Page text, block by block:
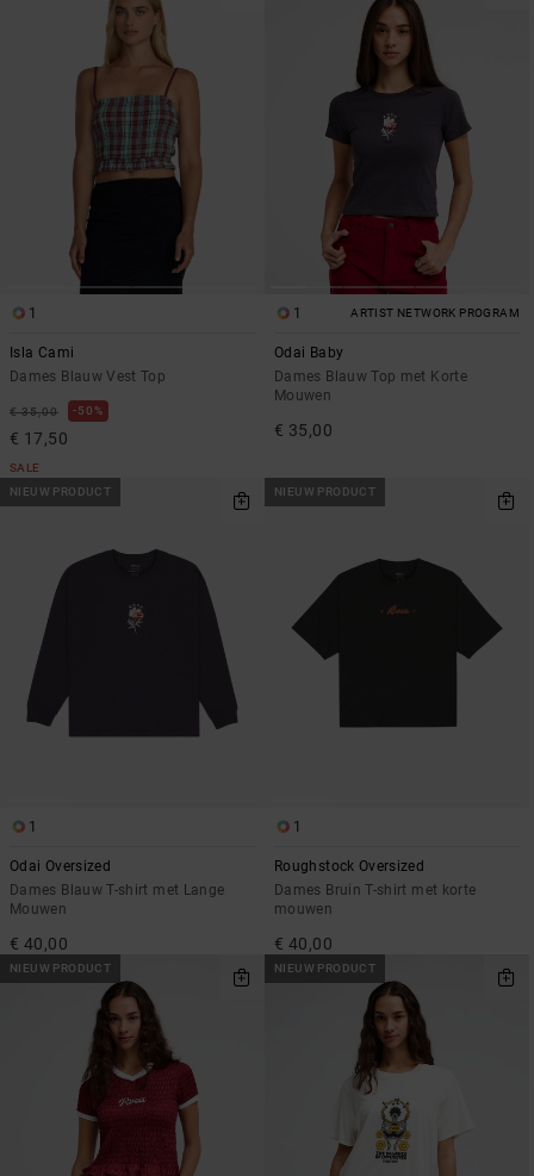
1
Isla Cami
Dames Blauw Vest Top
€ 35,00 50%
€ 17,50
SALE
1 ARTIST NETWORK PROGRAM
Odai Baby
Dames Blauw Top met Korte
Mouwen
€ 35,00
NIEUW PRODUCT
1
Odai Oversized
Dames Blauw T-shirt met Lange
Mouwen
€ 40,00
NIEUW PRODUCT
1
Roughstock Oversized
Dames Bruin T-shirt met korte
mouwen
€ 40,00
NIEUW PRODUCT NIEUW PRODUCT